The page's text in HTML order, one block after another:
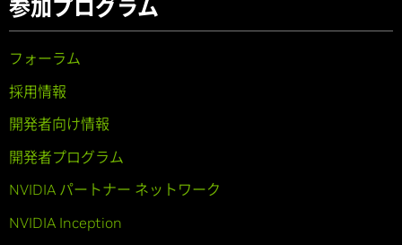
参加プログラム
フォーラム
採用情報
開発者向け情報
開発者プログラム
NVIDIA パートナー ネットワーク
NVIDIA Inception